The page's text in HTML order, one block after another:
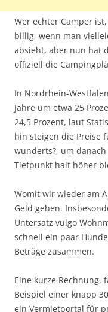
Wer echter Camper
billig, wenn man
absieht, aber nun hat
offiziell die
In Nordrhein-
Jahre um etwa 25
24,5 Prozent, laut
hin steigen die Preise
wunderts?, um
Tiefpunkt halt höher
Womit wir wieder am
Geld gehen.
Untersatz vulgo
schnell ein paar
Beträge zusammen.
Eine kurze Rechnung,
Beispiel einer knapp
ein Vermietportal für